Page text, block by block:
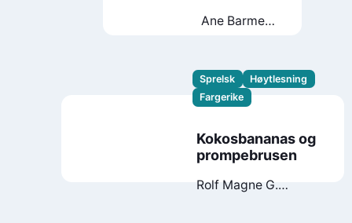
Ane Barmen
Sprelsk
Høytlesning
Fargerike
Kokosbananas og
prompebrusen
Rolf Magne G.